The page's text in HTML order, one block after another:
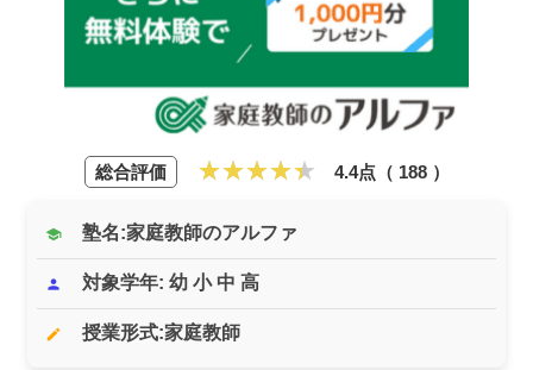
総合評価 4.4点（ 188 ）
school 塾名:家庭教師のアルファ
person 対象学年: 幼 小 中 高
edit 授業形式:家庭教師